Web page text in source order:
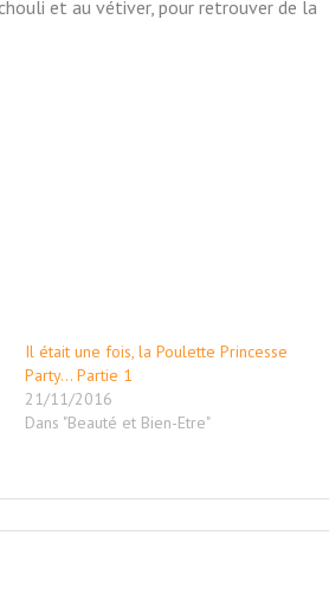
et au vétiver, pour retrouver de la
Il était une fois, la Poulette Princesse
Party… Partie 1
21/11/2016
Dans "Beauté et Bien-Etre"